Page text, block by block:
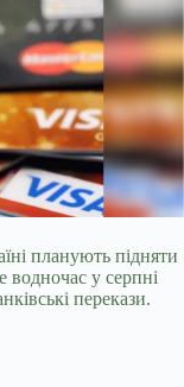
планують підняти
водночас у серпні
перекази.